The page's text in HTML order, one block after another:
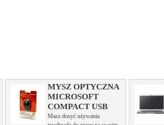
MYSZ OPTYCZNA
MICROSOFT
COMPACT USB
Masz dosyć używania